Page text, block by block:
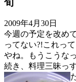
旬
2009年4月30日
今週の予定を改め
ってない?!これっ
やね。もうこうな
続き、料理三昧っ